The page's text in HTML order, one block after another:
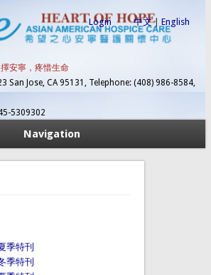
安寧，疼惜生命
San Jose, CA 95131, Telephone: (408) 986-8584,
5309302
中文| English
Login
Navigation
季特刊
季特刊